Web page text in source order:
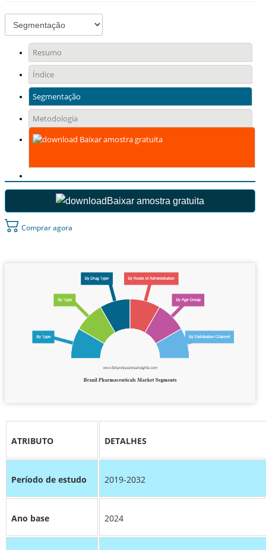
Resumo
Índice
Segmentação
Metodologia
Baixar amostra gratuita
Baixar amostra gratuita
Comprar agora
ATRIBUTO DETALHES
Período de estudo 2019-2032
Ano base 2024